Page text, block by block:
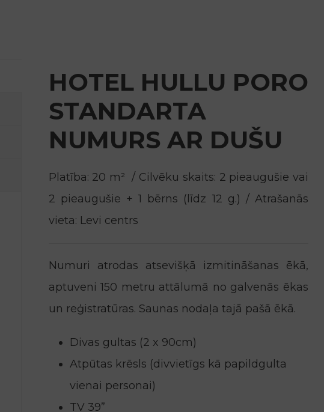
HOTEL HULLU PORO
STANDARTA
NUMURS AR DUŠU
Platība: 20 m² / Cilvēku skaits: 2 pieaugušie vai
2 pieaugušie + 1 bērns (līdz 12 g.) / Atrašanās
vieta: Levi centrs
Numuri atrodas atsevišķā izmitināšanas ēkā,
aptuveni 150 metru attālumā no galvenās ēkas
un reģistratūras. Saunas nodaļa tajā pašā ēkā.
Divas gultas (2 x 90cm)
Atpūtas krēsls (divvietīgs kā papildgulta
vienai personai)
TV 39”